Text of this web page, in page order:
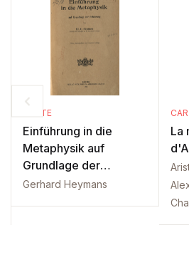
CARTE
Einführung in die
Metaphysik auf
Grundlage der
Erfahrung
Gerhard Heymans
La